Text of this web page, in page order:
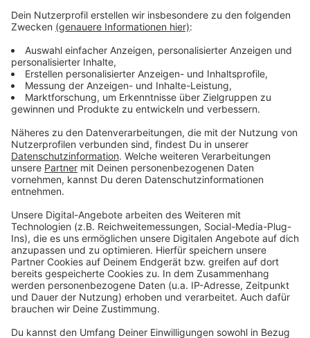
zu kunstvollen Grabstätten und berühmten
will, muss sich anmelden!Direkt zur Anmeldung
20 Uhr: Abendsegen in der Kapelle.
Parallel bietet die Kapelle einen Raum für Stille und
Gebet. Düsseldorfer Bestattungsunternehmen,
Steinmetze, Gärtnereien und Floristen präsentieren
sich an Infoständen im Eingangsbereich (11 bis 18 Uhr).
Ein nostalgisches Coffee-Bike lädt zu heißen
Getränken und Gesprächen ein. Ein Begleitdienst zum
Grab wird ebenfalls angeboten.
Anzeige
Veranstaltung mit Tradition
Anzeige